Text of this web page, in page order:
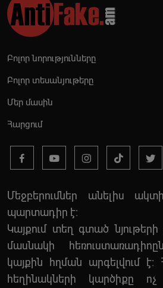
Բոլոր նորությունները
Բոլոր տեսանյութերը
Մեր մասին
Հարցում
Մեջբերումներ անելիս
պարտադիր է:
Կայքում տեղ գտած
մասնակի
կայքին հղման արգելվում է:
հեղինակների կարծիքը